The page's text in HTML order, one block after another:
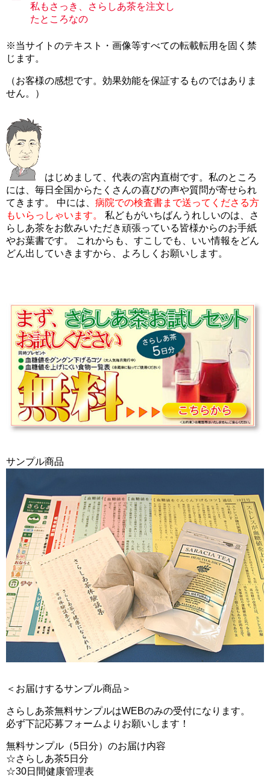
私もさっき、さらしあ茶を注文し
たところなの
※当サイトのテキスト・画像等すべての転載転用を固く禁
じます。
（お客様の感想です。効果効能を保証するものではありま
せん。）
はじめまして、代表の宮内直樹です。私のところ
には、毎日全国からたくさんの喜びの声や質問が寄せられ
てきます。 中には、 病院での検査書まで送ってくださる方
もいらっしゃいます。
私どもがいちばんうれしいのは、さ
らしあ茶をお飲みいただき頑張っている皆様からのお手紙
やお葉書です。 これからも、すこしでも、いい情報をどん
どん出していきますから、よろしくお願いします。
サンプル商品
＜お届けするサンプル商品＞
さらしあ茶無料サンプルはWEBのみの受付になります。
必ず下記応募フォームよりお願いします！
無料サンプル（5日分）のお届け内容
☆さらしあ茶5日分
☆30日間健康管理表